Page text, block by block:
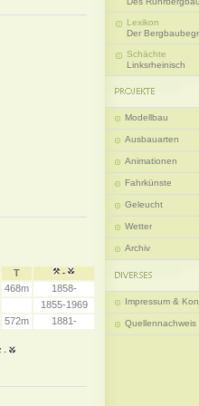
T -
468m
1858-
1855-1969
572m 1881-
-
Lexikon
Der
Schächte
Linksrheinisch
Modellbau
Ausbauarten
Animationen
Fahrkünste
Geleucht
Wetter
Archiv
Impressum &
Quellennachweis